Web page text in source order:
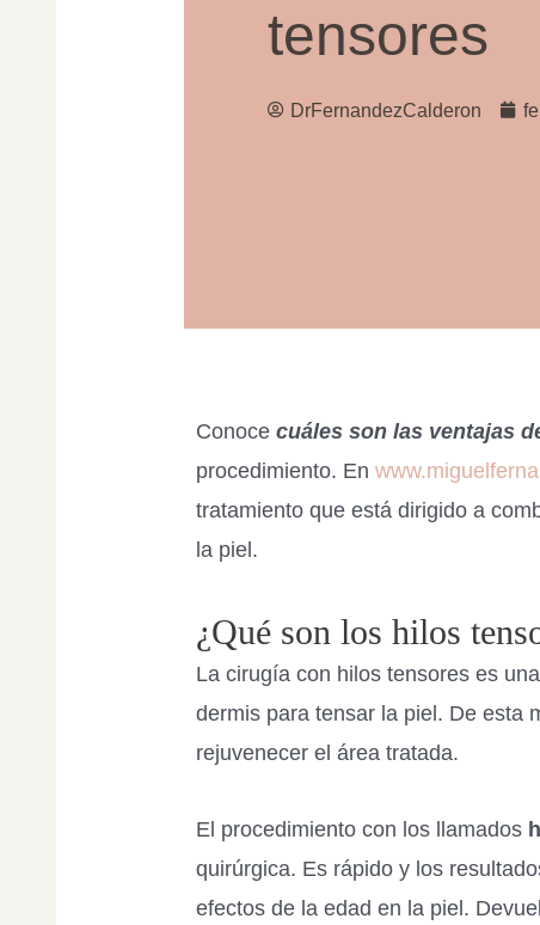
tensores
DrFernandezCalderon
Conoce cuáles son las ventajas
procedimiento. En
tratamiento que está dirigido a
la piel.
¿Qué son los hilos
La cirugía con hilos tensores es
dermis para tensar la piel. De esta
rejuvenecer el área tratada.
El procedimiento con los llamados
quirúrgica. Es rápido y los
efectos de la edad en la piel.